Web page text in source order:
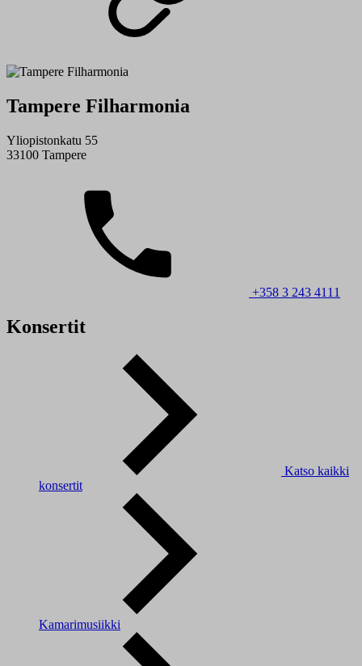
Tampere Filharmonia
Yliopistonkatu 55
33100 Tampere
+358 3 243 4111
Konsertit
Katso kaikki
konsertit
Kamarimusiikki